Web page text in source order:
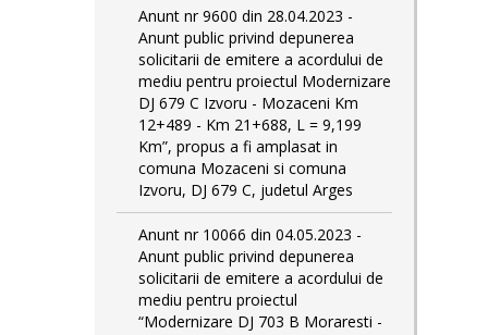
Anunt nr 9600 din 28.04.2023 -
Anunt public privind depunerea
solicitarii de emitere a acordului de
mediu pentru proiectul Modernizare
DJ 679 C Izvoru - Mozaceni Km
12+489 - Km 21+688, L = 9,199
Km”, propus a fi amplasat in
comuna Mozaceni si comuna
Izvoru, DJ 679 C, judetul Arges
Anunt nr 10066 din 04.05.2023 -
Anunt public privind depunerea
solicitarii de emitere a acordului de
mediu pentru proiectul
“Modernizare DJ 703 B Moraresti -